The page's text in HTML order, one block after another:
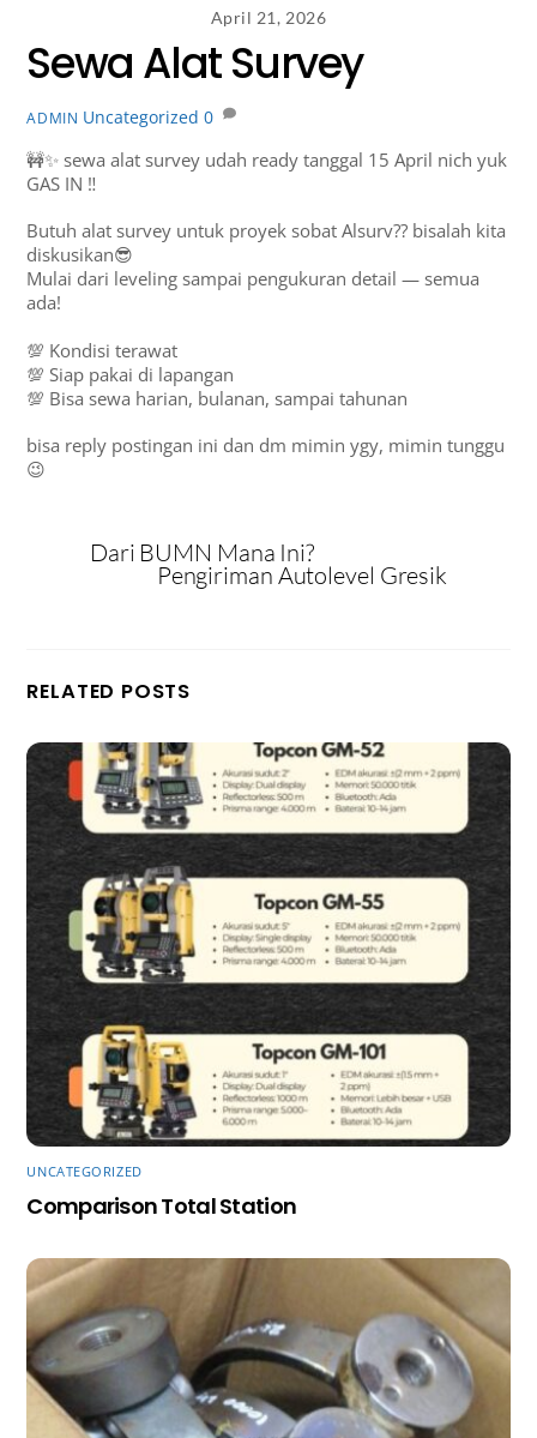
April 21, 2026
Sewa Alat Survey
ADMIN Uncategorized 0
🚧✨ sewa alat survey udah ready tanggal 15 April nich yuk
GAS IN ‼️
Butuh alat survey untuk proyek sobat Alsurv?? bisalah kita
diskusikan😎
Mulai dari leveling sampai pengukuran detail — semua
ada!
💯 Kondisi terawat
💯 Siap pakai di lapangan
💯 Bisa sewa harian, bulanan, sampai tahunan
bisa reply postingan ini dan dm mimin ygy, mimin tunggu
😉
Dari BUMN Mana Ini?
Pengiriman Autolevel Gresik
RELATED POSTS
UNCATEGORIZED
Comparison Total Station